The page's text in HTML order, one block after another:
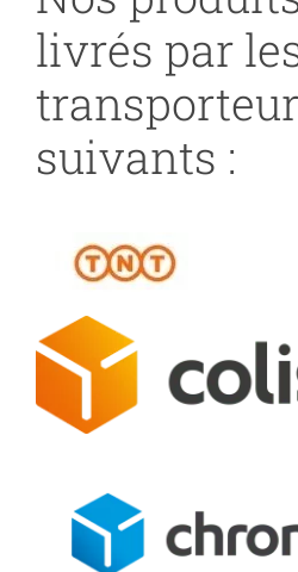
livrés par
suivants :